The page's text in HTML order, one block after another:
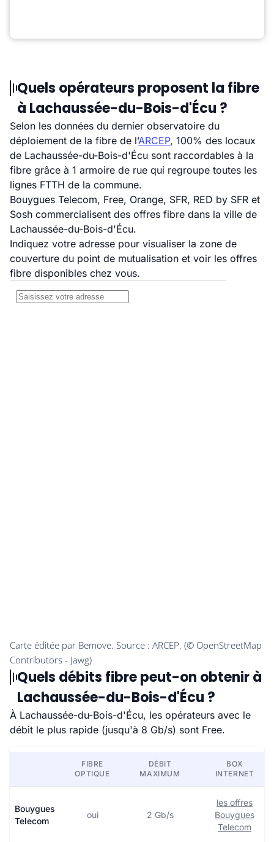
Quels opérateurs proposent la fibre
à Lachaussée-du-Bois-d'Écu ?
Selon les données du dernier observatoire du
déploiement de la fibre de l’ARCEP, 100% des locaux
de Lachaussée-du-Bois-d'Écu sont raccordables à la
fibre grâce à 1 armoire de rue qui regroupe toutes les
lignes FTTH de la commune.
Bouygues Telecom, Free, Orange, SFR, RED by SFR et
Sosh commercialisent des offres fibre dans la ville de
Lachaussée-du-Bois-d'Écu.
Indiquez votre adresse pour visualiser la zone de
couverture du point de mutualisation et voir les offres
fibre disponibles chez vous.
Quels débits fibre peut-on obtenir à
Lachaussée-du-Bois-d'Écu ?
À Lachaussée-du-Bois-d'Écu, les opérateurs avec le
débit le plus rapide (jusqu'à 8 Gb/s) sont Free.
FIBRE
OPTIQUE
DÉBIT
MAXIMUM
BOX
INTERNET
Bouygues
Telecom
oui 2 Gb/s
les offres
Bouygues
Telecom